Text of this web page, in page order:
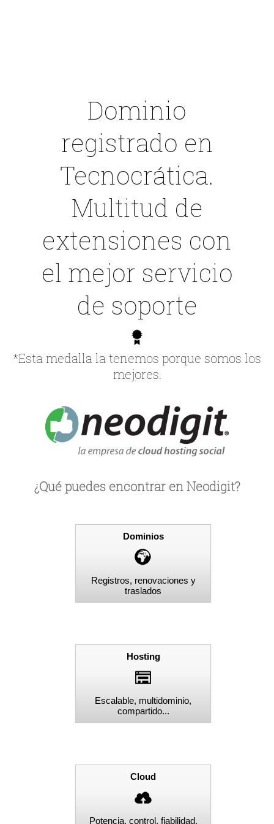
Dominio
registrado en
Tecnocrática.
Multitud de
extensiones con
el mejor servicio
de soporte
*Esta medalla la tenemos porque somos los
mejores.
¿Qué puedes encontrar en Neodigit?
Dominios
Registros, renovaciones y
traslados
Hosting
Escalable, multidominio,
compartido...
Cloud
Potencia, control, fiabilidad,